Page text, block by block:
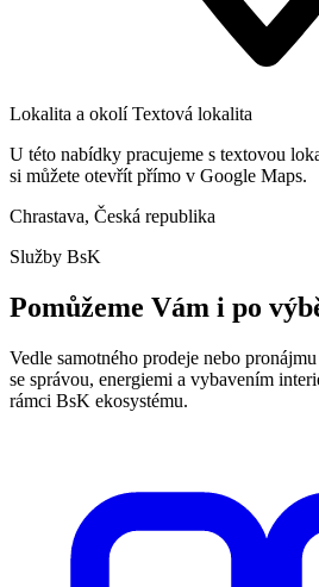
Lokalita a okolí Textová lokalita
U této nabídky pracujeme s textovou
si můžete otevřít přímo v Google Maps.
Chrastava, Česká republika
Služby BsK
Pomůžeme Vám i po
Vedle samotného prodeje nebo
se správou, energiemi a vybavením
rámci BsK ekosystému.